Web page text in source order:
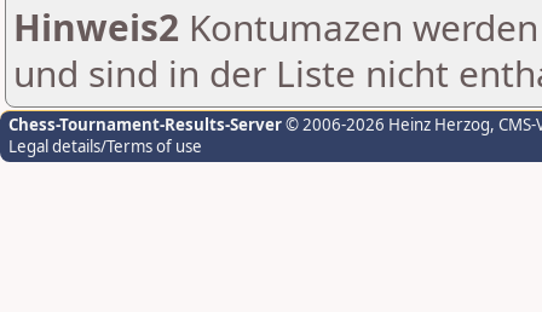
Hinweis2 Kontumazen
und sind in der Liste nicht
Chess-Tournament-Results-Server© 2006-2026 Heinz Herzog,
Legal details/Terms of use